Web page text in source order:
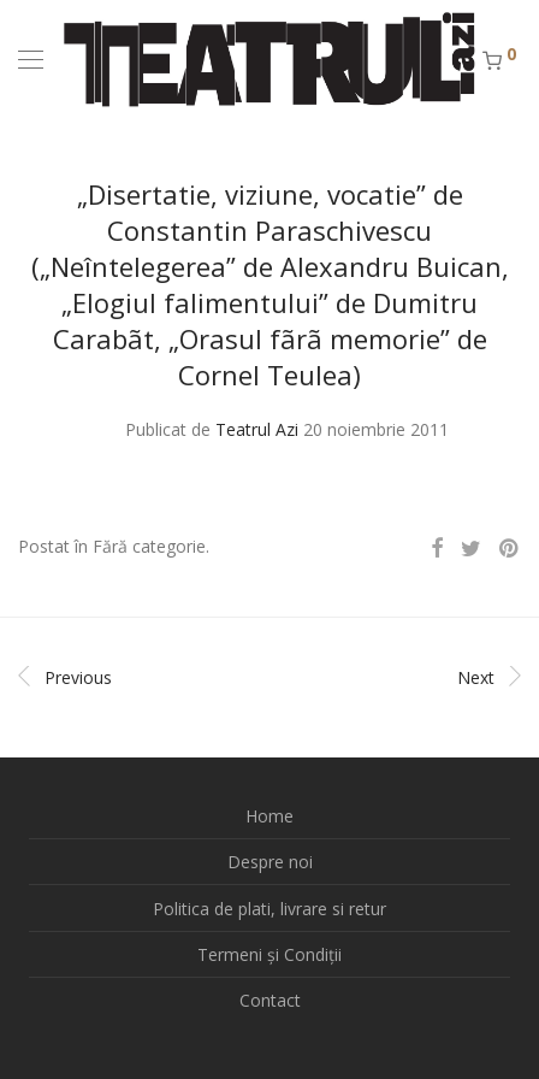
0
„Disertatie, viziune, vocatie” de
Constantin Paraschivescu
(„Neîntelegerea” de Alexandru Buican,
„Elogiul falimentului” de Dumitru
Carabãt, „Orasul fãrã memorie” de
Cornel Teulea)
Publicat de Teatrul Azi 20 noiembrie 2011
Postat în Fără categorie.
Previous Next
Home
Despre noi
Politica de plati, livrare si retur
Termeni și Condiții
Contact